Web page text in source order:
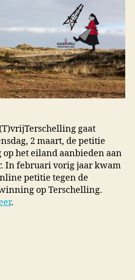
gaat
2 maart, de petitie
het eiland aanbieden aan
In februari vorig jaar kwam
petitie tegen de
op Terschelling.
.